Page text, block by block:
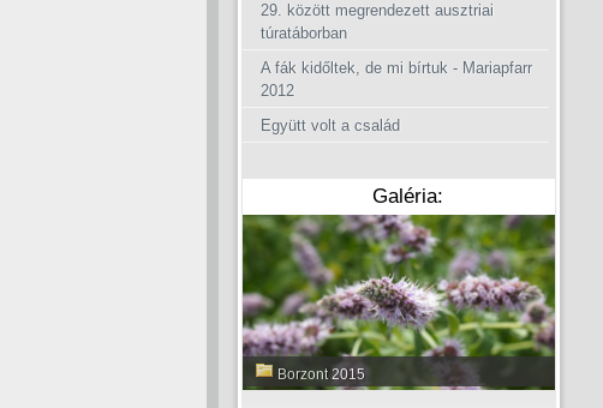
29. között megrendezett ausztriai
túratáborban
A fák kidőltek, de mi bírtuk - Mariapfarr
2012
Együtt volt a család
Galéria:
Borzont 2015